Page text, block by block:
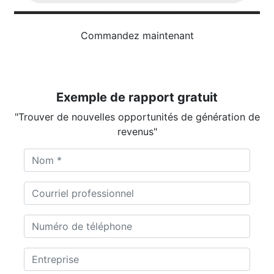
Commandez maintenant
Exemple de rapport gratuit
"Trouver de nouvelles opportunités de génération de
revenus"